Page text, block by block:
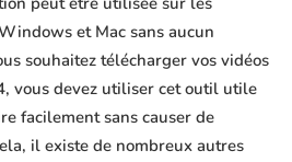
et Mac sans aucun
souhaitez télécharger vos vidéos
vous devez utiliser cet outil utile
facilement sans causer de
il existe de nombreux autres